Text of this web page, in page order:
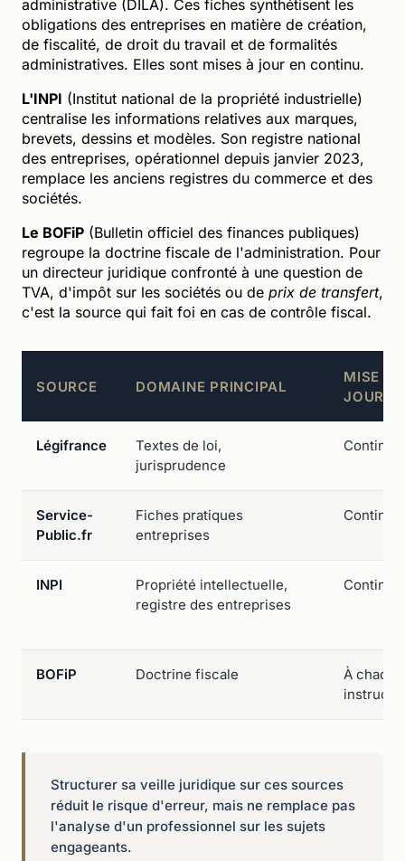
administrative (DILA). Ces fiches synthétisent les
obligations des entreprises en matière de création,
de fiscalité, de droit du travail et de formalités
administratives. Elles sont mises à jour en continu.
L'INPI (Institut national de la propriété industrielle)
centralise les informations relatives aux marques,
brevets, dessins et modèles. Son registre national
des entreprises, opérationnel depuis janvier 2023,
remplace les anciens registres du commerce et des
sociétés.
Le BOFiP (Bulletin officiel des finances publiques)
regroupe la doctrine fiscale de l'administration. Pour
un directeur juridique confronté à une question de
TVA, d'impôt sur les sociétés ou de prix de transfert,
c'est la source qui fait foi en cas de contrôle fiscal.
SOURCE DOMAINE PRINCIPAL
MISE À
JOUR
Légifrance
Textes de loi,
jurisprudence
Continue
Service-
Public.fr
Fiches pratiques
entreprises
Continue
INPI
Propriété intellectuelle,
registre des entreprises
Continue
BOFiP Doctrine fiscale
À chaque
Structurer sa veille juridique sur ces sources
réduit le risque d'erreur, mais ne remplace pas
l'analyse d'un professionnel sur les sujets
engageants.